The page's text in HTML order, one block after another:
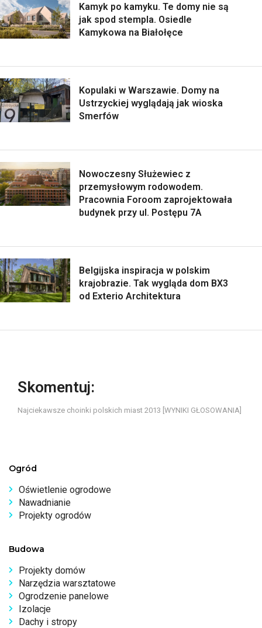
Kamyk po kamyku. Te domy nie są
jak spod stempla. Osiedle
Kamykowa na Białołęce
Kopulaki w Warszawie. Domy na
Ustrzyckiej wyglądają jak wioska
Smerfów
Nowoczesny Służewiec z
przemysłowym rodowodem.
Pracownia Foroom zaprojektowała
budynek przy ul. Postępu 7A
Belgijska inspiracja w polskim
krajobrazie. Tak wygląda dom BX3
od Exterio Architektura
Skomentuj:
Najciekawsze choinki polskich miast 2013 [WYNIKI GŁOSOWANIA]
Ogród
Oświetlenie ogrodowe
Nawadnianie
Projekty ogrodów
Budowa
Projekty domów
Narzędzia warsztatowe
Ogrodzenie panelowe
Izolacje
Dachy i stropy